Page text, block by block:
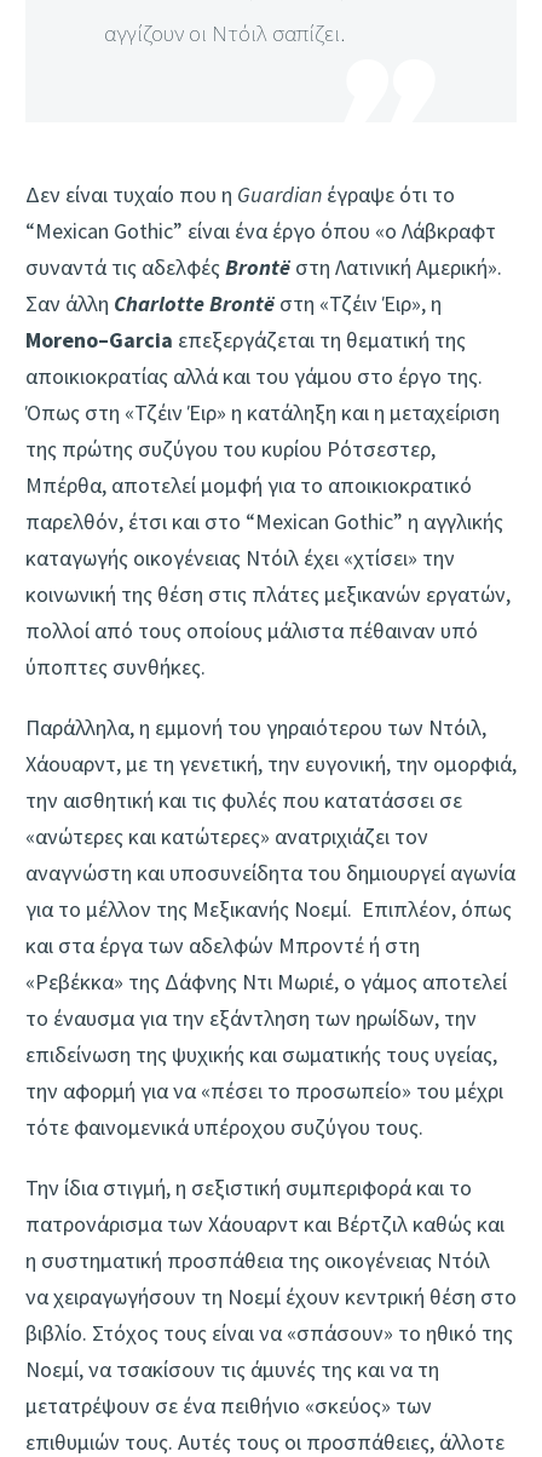
αγγίζουν οι Ντόιλ σαπίζει.
Δεν είναι τυχαίο που η Guardian έγραψε ότι το
“Mexican Gothic” είναι ένα έργο όπου «ο Λάβκραφτ
συναντά τις αδελφέςBrontë στη Λατινική Αμερική».
Σαν άλλη Charlotte Brontë στη «Τζέιν Έιρ», η
Moreno–Garcia επεξεργάζεται τη θεματική της
αποικιοκρατίας αλλά και του γάμου στο έργο της.
Όπως στη «Τζέιν Έιρ» η κατάληξη και η μεταχείριση
της πρώτης συζύγου του κυρίου Ρότσεστερ,
Μπέρθα, αποτελεί μομφή για το αποικιοκρατικό
παρελθόν, έτσι και στο “Mexican Gothic” η αγγλικής
καταγωγής οικογένειας Ντόιλ έχει «χτίσει» την
κοινωνική της θέση στις πλάτες μεξικανών εργατών,
πολλοί από τους οποίους μάλιστα πέθαιναν υπό
ύποπτες συνθήκες.
Παράλληλα, η εμμονή του γηραιότερου των Ντόιλ,
Χάουαρντ, με τη γενετική, την ευγονική, την ομορφιά,
την αισθητική και τις φυλές που κατατάσσει σε
«ανώτερες και κατώτερες» ανατριχιάζει τον
αναγνώστη και υποσυνείδητα του δημιουργεί αγωνία
για το μέλλον της Μεξικανής Νοεμί. Επιπλέον, όπως
και στα έργα των αδελφών Μπροντέ ή στη
«Ρεβέκκα» της Δάφνης Ντι Μωριέ, ο γάμος αποτελεί
το έναυσμα για την εξάντληση των ηρωίδων, την
επιδείνωση της ψυχικής και σωματικής τους υγείας,
την αφορμή για να «πέσει το προσωπείο» του μέχρι
τότε φαινομενικά υπέροχου συζύγου τους.
Την ίδια στιγμή, η σεξιστική συμπεριφορά και το
πατρονάρισμα των Χάουαρντ και Βέρτζιλ καθώς και
η συστηματική προσπάθεια της οικογένειας Ντόιλ
να χειραγωγήσουν τη Νοεμί έχουν κεντρική θέση στο
βιβλίο. Στόχος τους είναι να «σπάσουν» το ηθικό της
Νοεμί, να τσακίσουν τις άμυνές της και να τη
μετατρέψουν σε ένα πειθήνιο «σκεύος» των
επιθυμιών τους. Αυτές τους οι προσπάθειες, άλλοτε